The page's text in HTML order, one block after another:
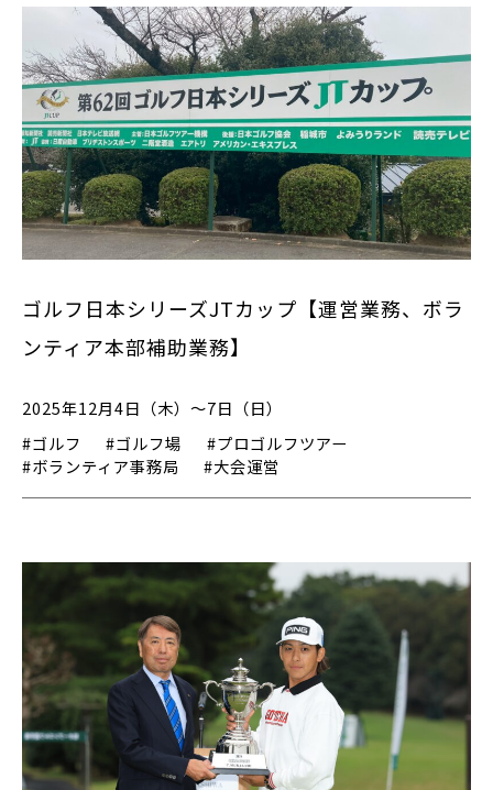
ゴルフ日本シリーズJTカップ【運営業務、ボラ
ンティア本部補助業務】
2025年12月4日（木）～7日（日）
#ゴルフ
#ゴルフ場
#プロゴルフツアー
#ボランティア事務局
#大会運営